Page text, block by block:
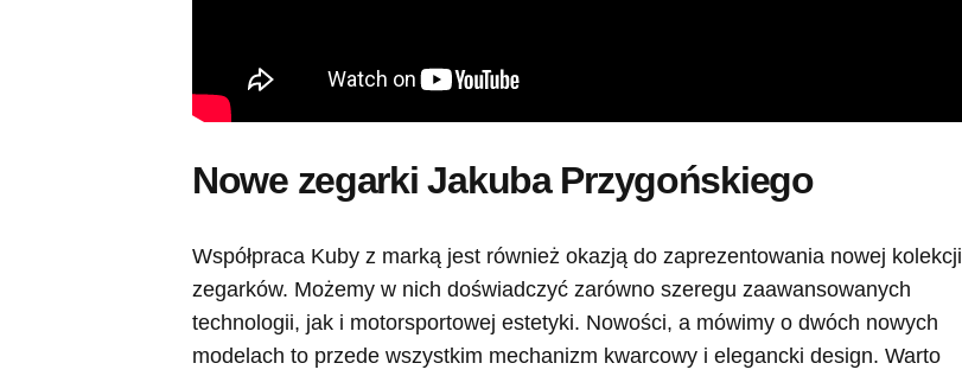
Nowe zegarki Jakuba Przygońskiego
Współpraca Kuby z marką jest również okazją do zaprezentowania nowej kolekcji
zegarków. Możemy w nich doświadczyć zarówno szeregu zaawansowanych
technologii, jak i motorsportowej estetyki. Nowości, a mówimy o dwóch nowych
modelach to przede wszystkim mechanizm kwarcowy i elegancki design. Warto